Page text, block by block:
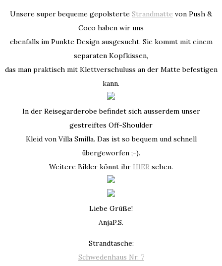
Unsere super bequeme gepolsterte Strandmatte von Push &
Coco haben wir uns
ebenfalls im Punkte Design ausgesucht. Sie kommt mit einem
separaten Kopfkissen,
das man praktisch mit Klettverschuluss an der Matte befestigen
kann.
In der Reisegarderobe befindet sich ausserdem unser
gestreiftes Off-Shoulder
Kleid von Villa Smilla. Das ist so bequem und schnell
übergeworfen ;-).
Weitere Bilder könnt ihr HIER sehen.
Liebe Grüße!
AnjaP.S.
Strandtasche:
Schwedenhaus Nr. 7